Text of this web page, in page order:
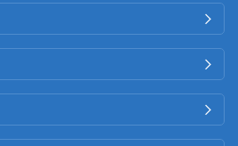


